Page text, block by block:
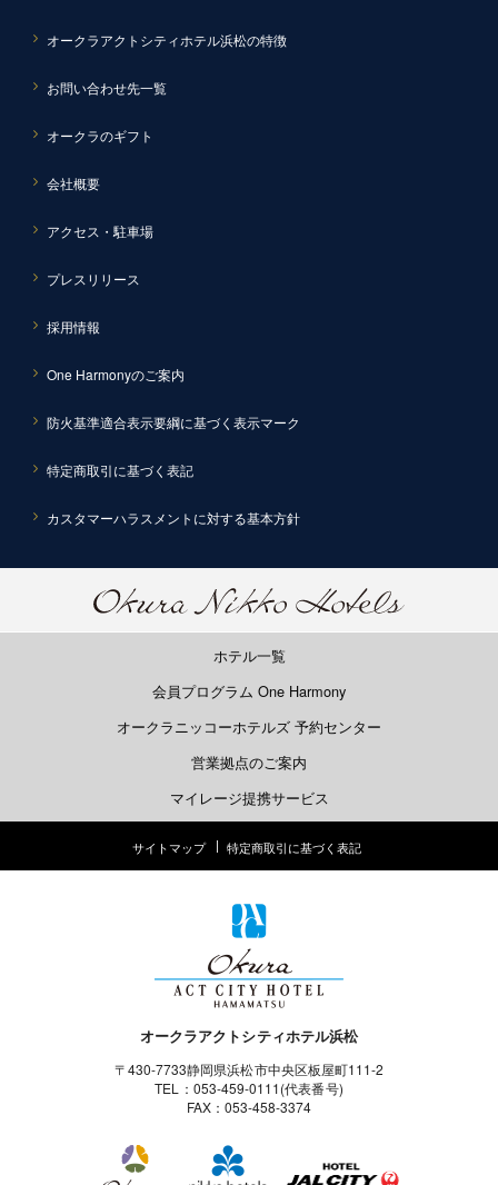
オークラアクトシティホテル浜松の特徴
お問い合わせ先一覧
オークラのギフト
会社概要
アクセス・駐車場
プレスリリース
採用情報
One Harmonyのご案内
防火基準適合表示要綱に基づく表示マーク
特定商取引に基づく表記
カスタマーハラスメントに対する基本方針
ホテル一覧
会員プログラム One Harmony
オークラニッコーホテルズ 予約センター
営業拠点のご案内
マイレージ提携サービス
サイトマップ 特定商取引に基づく表記
オークラアクトシティホテル浜松
〒430-7733静岡県浜松市中央区板屋町111-2
TEL：053-459-0111(代表番号)
FAX：053-458-3374